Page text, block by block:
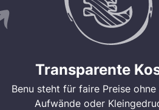
Transparente
Benu steht für faire Preise
Aufwände oder